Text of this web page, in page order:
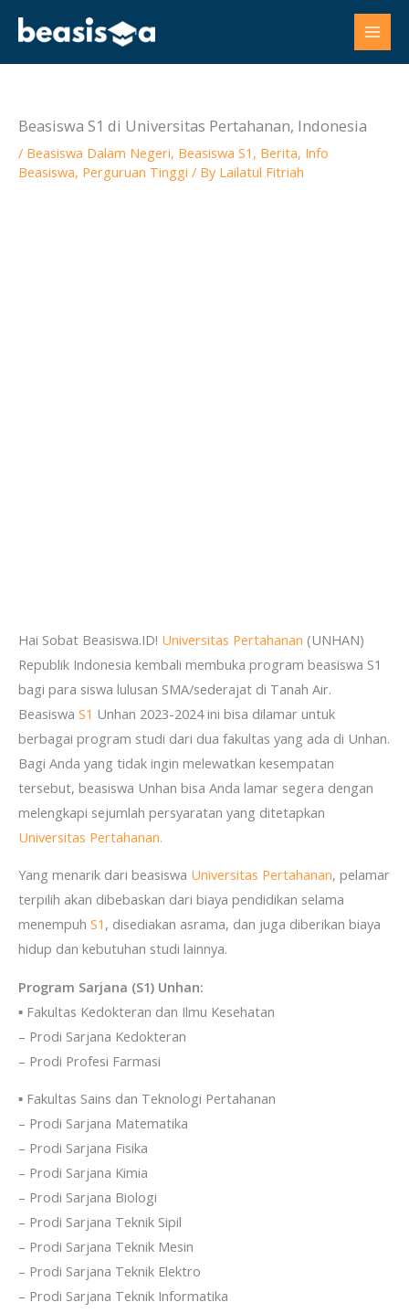
content
Beasiswa S1 di Universitas Pertahanan, Indonesia
/ Beasiswa Dalam Negeri, Beasiswa S1 , Berita, Info
Beasiswa, Perguruan Tinggi / By Lailatul Fitriah
Hai Sobat Beasiswa.ID! Universitas Pertahanan (UNHAN)
Republik Indonesia kembali membuka program beasiswa S1
bagi para siswa lulusan SMA/sederajat di Tanah Air.
Beasiswa S1 Unhan 2023-2024 ini bisa dilamar untuk
berbagai program studi dari dua fakultas yang ada di Unhan.
Bagi Anda yang tidak ingin melewatkan kesempatan
tersebut, beasiswa Unhan bisa Anda lamar segera dengan
melengkapi sejumlah persyaratan yang ditetapkan
Universitas Pertahanan.
Yang menarik dari beasiswa Universitas Pertahanan, pelamar
terpilih akan dibebaskan dari biaya pendidikan selama
menempuh S1 , disediakan asrama, dan juga diberikan biaya
hidup dan kebutuhan studi lainnya.
Program Sarjana (S1) Unhan:
▪ Fakultas Kedokteran dan Ilmu Kesehatan
– Prodi Sarjana Kedokteran
– Prodi Profesi Farmasi
▪ Fakultas Sains dan Teknologi Pertahanan
– Prodi Sarjana Matematika
– Prodi Sarjana Fisika
– Prodi Sarjana Kimia
– Prodi Sarjana Biologi
– Prodi Sarjana Teknik Sipil
– Prodi Sarjana Teknik Mesin
– Prodi Sarjana Teknik Elektro
– Prodi Sarjana Teknik Informatika